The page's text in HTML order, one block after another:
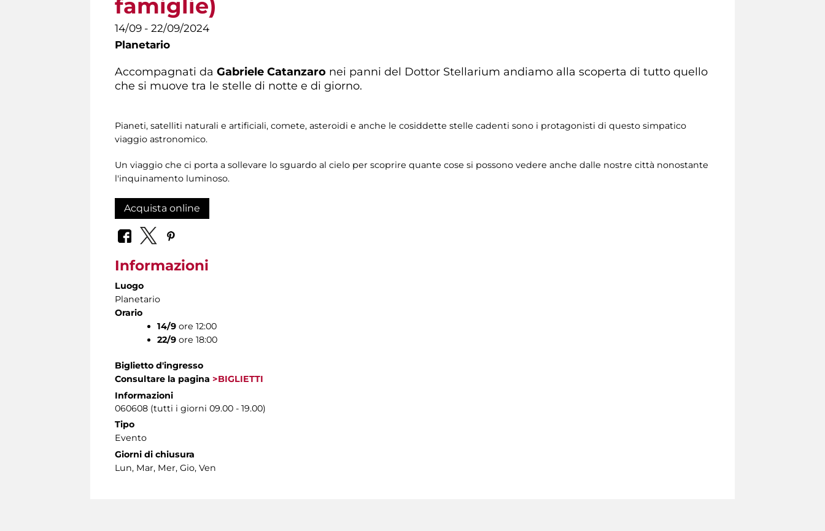
famiglie)
14/09 - 22/09/2024
Planetario
Accompagnati da Gabriele Catanzaro nei panni del Dottor Stellarium andiamo alla scoperta di tutto quello
che si muove tra le stelle di notte e di giorno.
Pianeti, satelliti naturali e artificiali, comete, asteroidi e anche le cosiddette stelle cadenti sono i protagonisti di questo simpatico
viaggio astronomico.
Un viaggio che ci porta a sollevare lo sguardo al cielo per scoprire quante cose si possono vedere anche dalle nostre città nonostante
l'inquinamento luminoso.
Acquista online
Informazioni
Luogo
Planetario
Orario
14/9ore 12:00
22/9ore 18:00
Biglietto d'ingresso
Consultare la pagina >BIGLIETTI
Informazioni
060608 (tutti i giorni 09.00 - 19.00)
Tipo
Evento
Giorni di chiusura
Lun, Mar, Mer, Gio, Ven